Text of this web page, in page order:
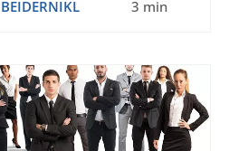
3 min